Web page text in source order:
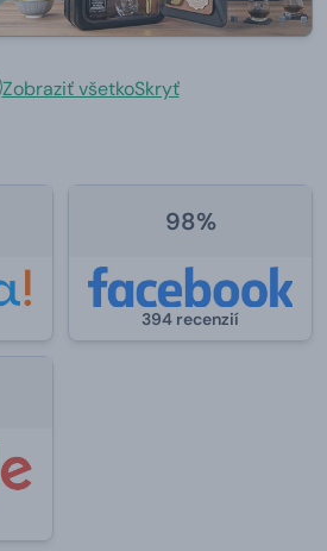
Zobraziť všetkoSkryť
98%
394 recenzií